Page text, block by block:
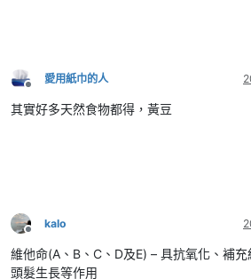
離線
愛用紙巾的人
其實好多天然食物都得，黃豆
離線
kalo
維他命(A、B、C、D及E) – 具抗氧化、補
頭髮生長等作用